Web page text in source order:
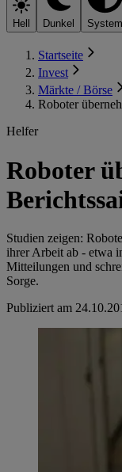
Hell Dunkel System
Startseite
Invest
Märkte / Börse
Roboter
Helfer
Roboter
Studien zeigen:
ihrer Arbeit ab - etwa
Mitteilungen und
Sorge.
Publiziert am